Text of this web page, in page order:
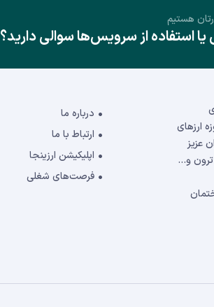
هستیم
از سرویس‌ها سوالی دارید؟
ارزهای
عزیز
و...
بن‌بست بهار، پلاک 6، ساختمان
درباره ما
ارتباط با ما
اپلیکیشن ارزینجا
فرصت‌های شغلی